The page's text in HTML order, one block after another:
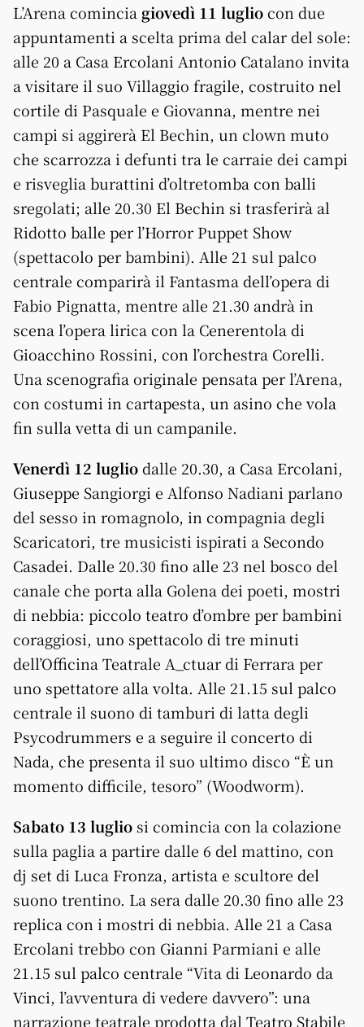
L’Arena comincia giovedì 11 lugliocon due
appuntamenti a scelta prima del calar del sole:
alle 20 a Casa Ercolani Antonio Catalano invita
a visitare il suo Villaggio fragile, costruito nel
cortile di Pasquale e Giovanna, mentre nei
campi si aggirerà El Bechin, un clown muto
che scarrozza i defunti tra le carraie dei campi
e risveglia burattini d’oltretomba con balli
sregolati; alle 20.30 El Bechin si trasferirà al
Ridotto balle per l’Horror Puppet Show
(spettacolo per bambini). Alle 21 sul palco
centrale comparirà il Fantasma dell’opera di
Fabio Pignatta, mentre alle 21.30 andrà in
scena l’opera lirica con la Cenerentola di
Gioacchino Rossini, con l’orchestra Corelli.
Una scenografia originale pensata per l’Arena,
con costumi in cartapesta, un asino che vola
fin sulla vetta di un campanile.
Venerdì 12 lugliodalle 20.30, a Casa Ercolani,
Giuseppe Sangiorgi e Alfonso Nadiani parlano
del sesso in romagnolo, in compagnia degli
Scaricatori, tre musicisti ispirati a Secondo
Casadei. Dalle 20.30 fino alle 23 nel bosco del
canale che porta alla Golena dei poeti, mostri
di nebbia: piccolo teatro d’ombre per bambini
coraggiosi, uno spettacolo di tre minuti
dell’Officina Teatrale A_ctuar di Ferrara per
uno spettatore alla volta. Alle 21.15 sul palco
centrale il suono di tamburi di latta degli
Psycodrummers e a seguire il concerto di
Nada, che presenta il suo ultimo disco “È un
momento difficile, tesoro” (Woodworm).
Sabato 13 luglio si comincia con la colazione
sulla paglia a partire dalle 6 del mattino, con
dj set di Luca Fronza, artista e scultore del
suono trentino. La sera dalle 20.30 fino alle 23
replica con i mostri di nebbia. Alle 21 a Casa
Ercolani trebbo con Gianni Parmiani e alle
21.15 sul palco centrale “Vita di Leonardo da
Vinci, l’avventura di vedere davvero”: una
narrazione teatrale prodotta dal Teatro Stabile